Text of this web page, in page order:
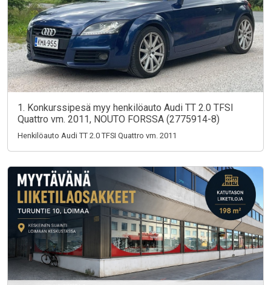
1. Konkurssipesä myy henkilöauto Audi TT 2.0 TFSI
Quattro vm. 2011, NOUTO FORSSA (2775914-8)
Henkilöauto Audi TT 2.0 TFSI Quattro vm. 2011